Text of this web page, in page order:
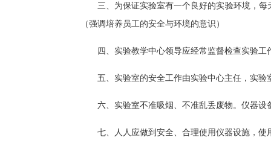
三、为保证实验室有一个良好的实验环境，
（强调培养员工的安全与环境的意识）
四、实验教学中心领导应经常监督检查实验
五、实验室的安全工作由实验中心主任，实
六、实验室不准吸烟、不准乱丢废物。仪器设
七、人人应做到安全、合理使用仪器设施，